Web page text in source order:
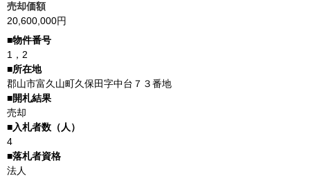
売却価額
20,600,000円
1，2
郡山市富久山町久保田字中台７３番地
売却
4
法人